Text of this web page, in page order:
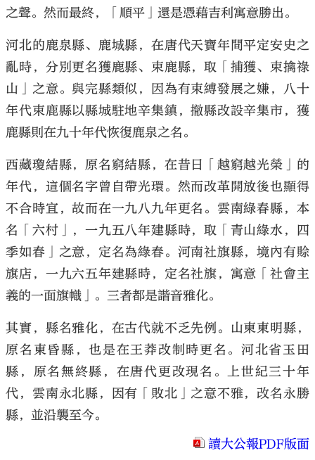
之聲。然而最終，「順平」還是憑藉吉利寓意勝出。
河北的鹿泉縣、鹿城縣，在唐代天寶年間平定安史之
亂時，分別更名獲鹿縣、束鹿縣，取「捕獲、束擒祿
山」之意。與完縣類似，因為有束縛發展之嫌，八十
年代束鹿縣以縣城駐地辛集鎮，撤縣改設辛集市，獲
鹿縣則在九十年代恢復鹿泉之名。
西藏瓊結縣，原名窮結縣，在昔日「越窮越光榮」的
年代，這個名字曾自帶光環。然而改革開放後也顯得
不合時宜，故而在一九八九年更名。雲南綠春縣，本
名「六村」，一九五八年建縣時，取「青山綠水，四
季如春」之意，定名為綠春。河南社旗縣，境內有賒
旗店，一九六五年建縣時，定名社旗，寓意「社會主
義的一面旗幟」。三者都是諧音雅化。
其實，縣名雅化，在古代就不乏先例。山東東明縣，
原名東昏縣，也是在王莽改制時更名。河北省玉田
縣，原名無終縣，在唐代更改現名。上世紀三十年
代，雲南永北縣，因有「敗北」之意不雅，改名永勝
縣，並沿襲至今。
讀大公報PDF版面